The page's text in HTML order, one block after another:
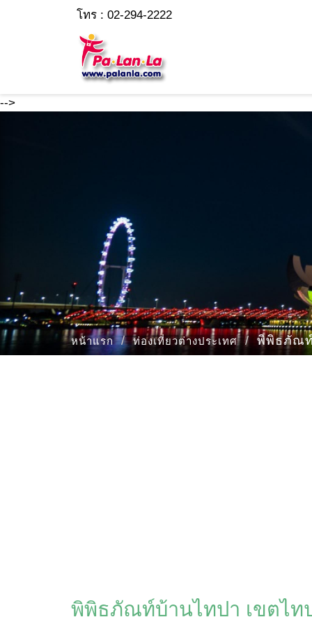
-->
โทร : 02-294-2222
หน้าแรก ท่องเที่ยวต่างประเทศ พิพิธภัณท์
พิพิธภัณท์บ้านไทปา เขตไท